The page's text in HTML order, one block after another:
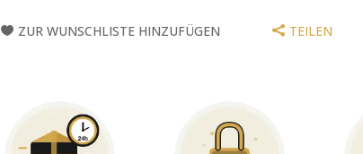
WOODZUR WUNSCHLISTE HINZUFÜGEN TEILEN